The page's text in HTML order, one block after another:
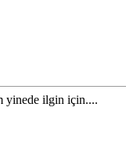
yinede ilgin için....